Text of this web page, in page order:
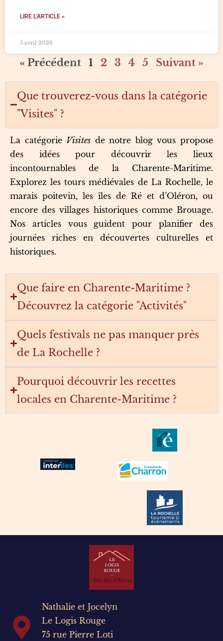
LIRE L'ARTICLE »
5 avril 2026
« Précédent 1 2 3 4 5 Suivant »
Que trouverez-vous dans la catégorie
"Visites" ?
La catégorie Visites de notre blog vous propose
des idées pour découvrir les lieux
incontournables de la Charente-Maritime.
Explorez les tours médiévales de La Rochelle, le
marais poitevin, les îles de Ré et d’Oléron, ou
encore des villages historiques comme Brouage.
Nos articles vous guident pour planifier des
journées riches en découvertes culturelles et
historiques.
Que faire en Charente-Maritime ?
Découvrez la catégorie "Activités"
Quels festivals ne pas manquer près
de La Rochelle ?
Pourquoi découvrir les recettes
locales en Charente-Maritime ?
Nathalie et Jocelyn
Le Logis Rouge
75 rue Pierre Loti